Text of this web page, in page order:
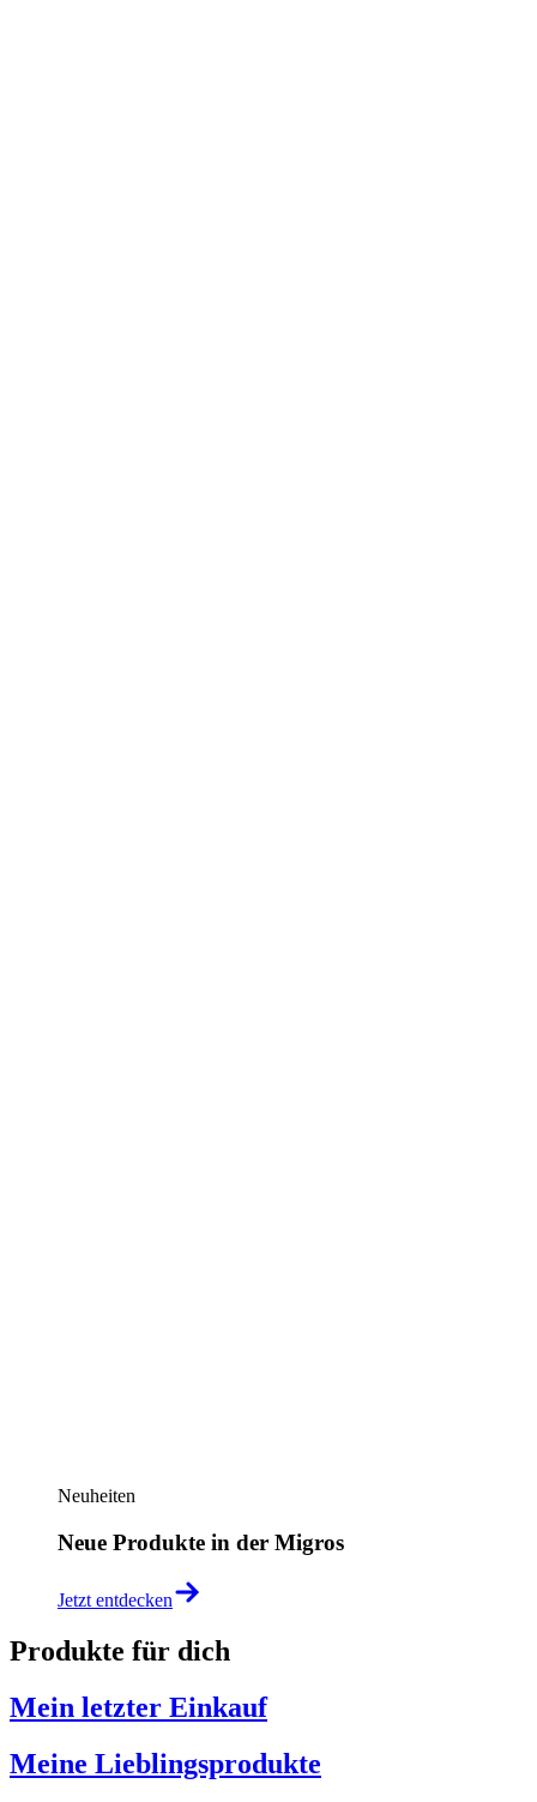
Neuheiten
Neue Produkte in der Migros
Jetzt entdecken
Produkte für dich
Mein letzter Einkauf
Meine Lieblingsprodukte